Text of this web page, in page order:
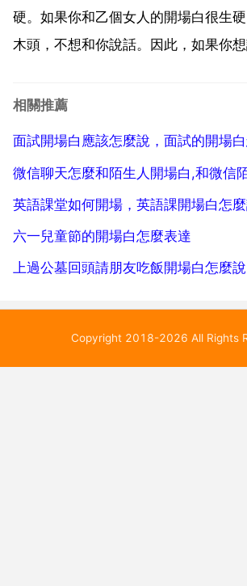
喜歡的...
硬。如果你和乙個女人的開場白很生
木頭，不想和你說話。因此，如果你
幽默風趣的話會讓女人對你產生好奇心
相關推薦
面試開場白應該怎麼說，面試的開場
英語課堂如何開場，英語課開場白怎
六一兒童節的開場白怎麼表達
上過公墓回頭請朋友吃飯開場白怎麼說
Copyright 2018-2026 All Rights